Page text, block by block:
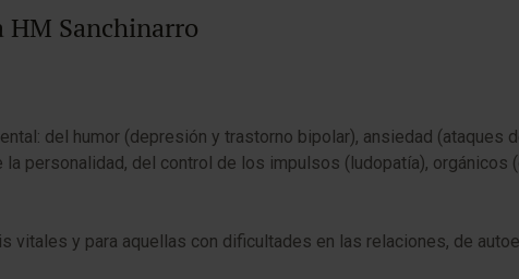
HM Sanchinarro
del humor (depresión y trastorno bipolar), ansiedad (ataques
personalidad, del control de los impulsos (ludopatía), orgánicos
vitales y para aquellas con dificultades en las relaciones, de